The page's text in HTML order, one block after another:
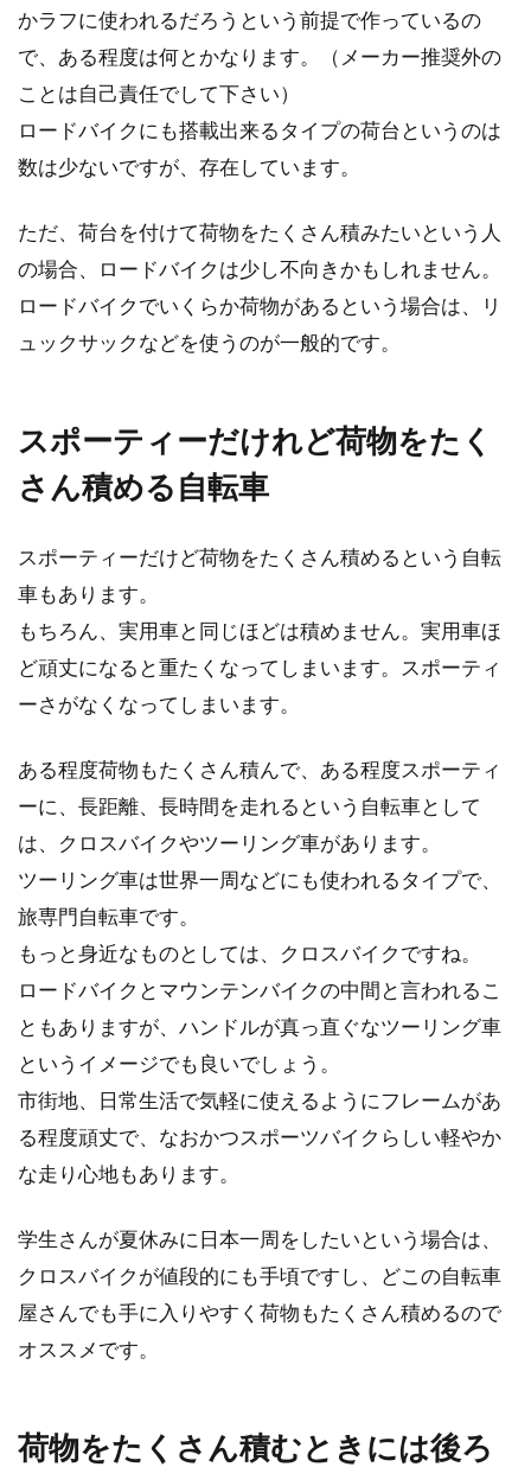
ね。そんな経験は...
必見！スポーツ自転車で初心者にお
すすめな車種の選び方！
スポーツ自転車のひとつであるクロスバイク
親しみやすいの...
っくり漕いでも痩せるの？
あなたは、どれくらいのスピードで自転車を漕
ドが変わる自...
自転車のハンドル交換の適正位置と
交換方法（ロードバイク編）
大きな要素であるハンドル周りは、ハンドルバ
ーとそれを支える...
イズがよく解らない問題
はっきり言って、どシロウトですが、ロードバ
サイズがどれな...
ロードバイクのフレームのサイズを
こんにちは、じてんしゃライターふくだです。
ロードバイクを買うときに、一番大事なことは
かラフに使われるだろうという前提で作っているの
で、ある程度は何とかなります。（メーカー推奨外の
ことは自己責任でして下さい）
ロードバイクにも搭載出来るタイプの荷台というのは
数は少ないですが、存在しています。
ただ、荷台を付けて荷物をたくさん積みたいという人
の場合、ロードバイクは少し不向きかもしれません。
ロードバイクでいくらか荷物があるという場合は、リ
ュックサックなどを使うのが一般的です。
スポーティーだけれど荷物をたく
さん積める自転車
スポーティーだけど荷物をたくさん積めるという自転
車もあります。
もちろん、実用車と同じほどは積めません。実用車ほ
ど頑丈になると重たくなってしまいます。スポーティ
ーさがなくなってしまいます。
ある程度荷物もたくさん積んで、ある程度スポーティ
ーに、長距離、長時間を走れるという自転車として
は、クロスバイクやツーリング車があります。
ツーリング車は世界一周などにも使われるタイプで、
旅専門自転車です。
もっと身近なものとしては、クロスバイクですね。
ロードバイクとマウンテンバイクの中間と言われるこ
ともありますが、ハンドルが真っ直ぐなツーリング車
というイメージでも良いでしょう。
市街地、日常生活で気軽に使えるようにフレームがあ
る程度頑丈で、なおかつスポーツバイクらしい軽やか
な走り心地もあります。
学生さんが夏休みに日本一周をしたいという場合は、
クロスバイクが値段的にも手頃ですし、どこの自転車
屋さんでも手に入りやすく荷物もたくさん積めるので
オススメです。
荷物をたくさん積むときには後ろ